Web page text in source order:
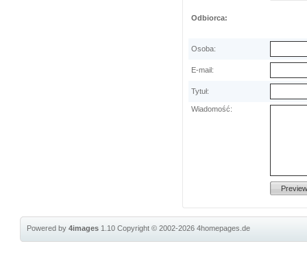
Odbiorca:
Osoba:
E-mail:
Tytuł:
Wiadomość:
Powered by4images 1.10Copyright © 2002-20264homepages.de